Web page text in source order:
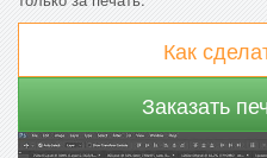
Как
Заказать